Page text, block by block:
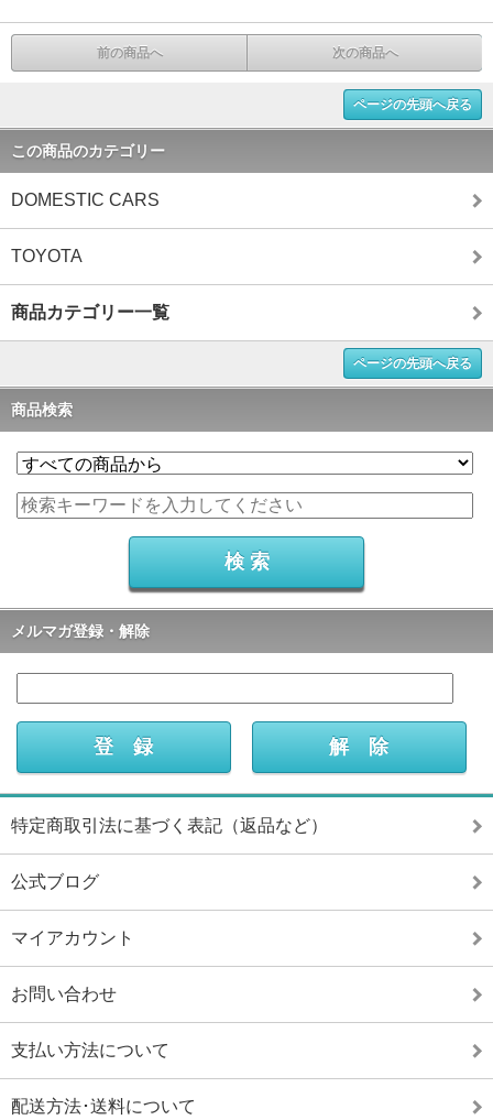
前の商品へ 次の商品へ
ページの先頭へ戻る
この商品のカテゴリー
DOMESTIC CARS
TOYOTA
商品カテゴリー一覧
ページの先頭へ戻る
商品検索
メルマガ登録・解除
特定商取引法に基づく表記（返品など）
公式ブログ
マイアカウント
お問い合わせ
支払い方法について
配送方法･送料について